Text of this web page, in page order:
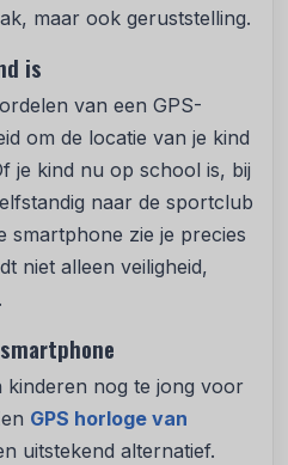
maar ook geruststelling.
is
van een GPS-
om de locatie van je kind
je kind nu op school is, bij
naar de sportclub
smartphone zie je precies
niet alleen veiligheid,
kinderen nog te jong voor
GPS horloge van
uitstekend alternatief.